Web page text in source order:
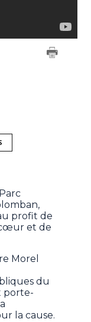
profit de
cœur et de
Morel
du
porte-
la cause.